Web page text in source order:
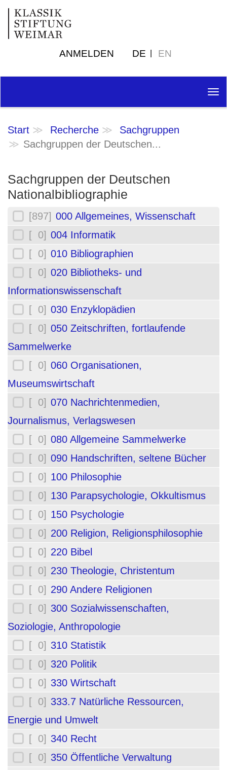
ANMELDEN DE EN
Start Recherche
Sachgruppen
Sachgruppen der Deutschen...
Sachgruppen der Deutschen
Nationalbibliographie
[897] 000 Allgemeines, Wissenschaft
[ 0] 004 Informatik
[ 0] 010 Bibliographien
[ 0] 020 Bibliotheks- und
Informationswissenschaft
[ 0] 030 Enzyklopädien
[ 0] 050 Zeitschriften, fortlaufende
Sammelwerke
[ 0] 060 Organisationen,
Museumswirtschaft
[ 0] 070 Nachrichtenmedien,
Journalismus, Verlagswesen
[ 0] 080 Allgemeine Sammelwerke
[ 0] 090 Handschriften, seltene Bücher
[ 0] 100 Philosophie
[ 0] 130 Parapsychologie, Okkultismus
[ 0] 150 Psychologie
[ 0] 200 Religion, Religionsphilosophie
[ 0] 220 Bibel
[ 0] 230 Theologie, Christentum
[ 0] 290 Andere Religionen
[ 0] 300 Sozialwissenschaften,
Soziologie, Anthropologie
[ 0] 310 Statistik
[ 0] 320 Politik
[ 0] 330 Wirtschaft
[ 0] 333.7 Natürliche Ressourcen,
Energie und Umwelt
[ 0] 340 Recht
[ 0] 350 Öffentliche Verwaltung